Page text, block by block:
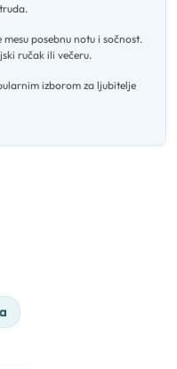
.
posebnu notu i sočnost.
ručak ili večeru.
izborom za ljubitelje